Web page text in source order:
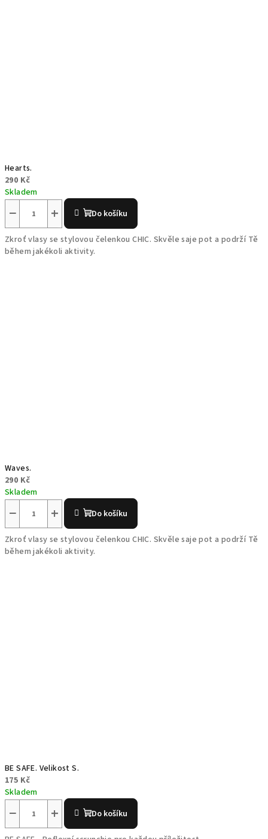
Hearts.
290 Kč
Skladem
+
− Do košíku
Zkroť vlasy se stylovou čelenkou CHIC. Skvěle saje pot a podrží Tě
během jakékoli aktivity.
Waves.
290 Kč
Skladem
+
− Do košíku
Zkroť vlasy se stylovou čelenkou CHIC. Skvěle saje pot a podrží Tě
během jakékoli aktivity.
BE SAFE. Velikost S.
175 Kč
Skladem
+
− Do košíku